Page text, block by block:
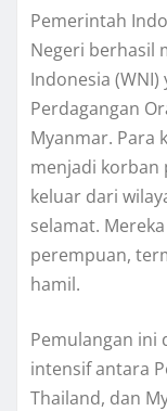
Pemerintah
Negeri berhasil
Indonesia
Perdagangan
Myanmar. Para
menjadi korban
keluar dari
selamat.
perempuan,
hamil.
Pemulangan ini
intensif antara
Thailand, dan